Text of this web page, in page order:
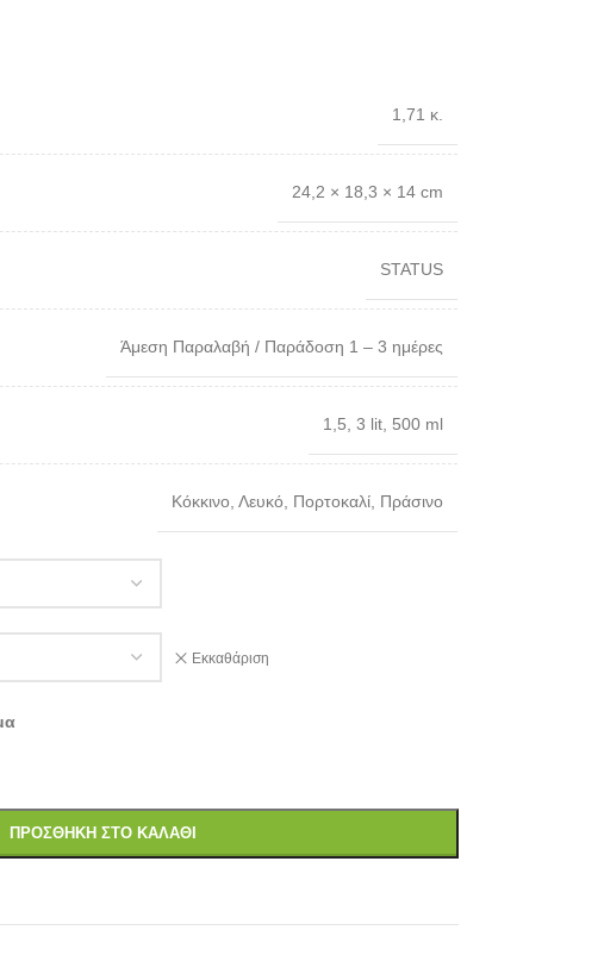
1,71 κ.
24,2 × 18,3 × 14 cm
STATUS
Άμεση Παραλαβή / Παράδοση 1 – 3 ημέρες
1,5 3 lit, 500 ml
Κόκκινο Λευκό Πορτοκαλί, Πράσινο
Εκκαθάριση
ΠΡΟΣΘΉΚΗ ΣΤΟ ΚΑΛΆΘΙ